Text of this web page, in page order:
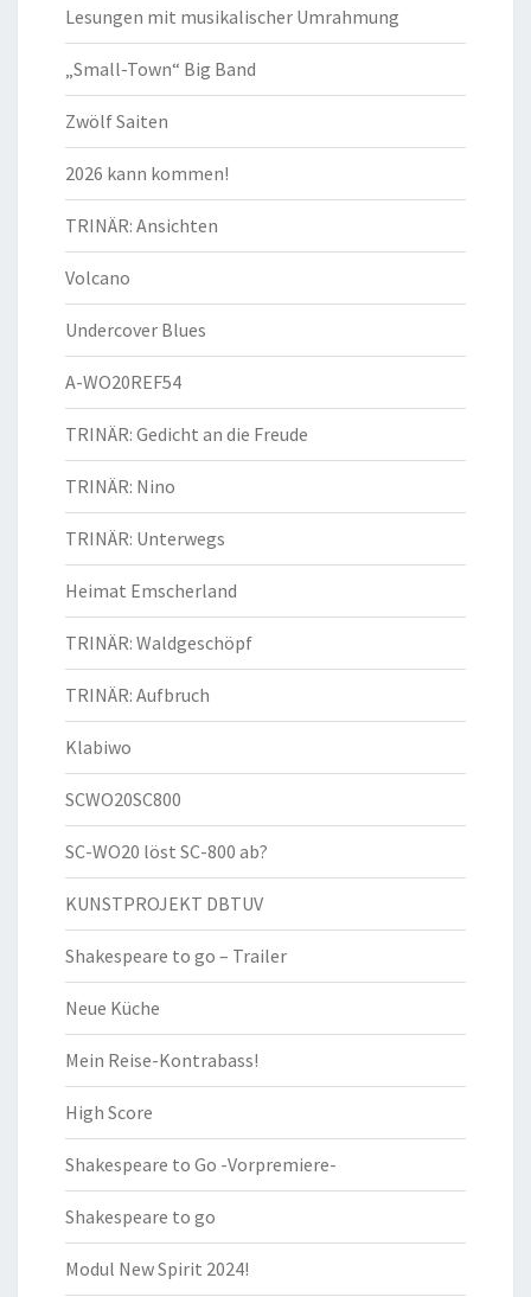
Lesungen mit musikalischer Umrahmung
„Small-Town“ Big Band
Zwölf Saiten
2026 kann kommen!
TRINÄR: Ansichten
Volcano
Undercover Blues
A-WO20REF54
TRINÄR: Gedicht an die Freude
TRINÄR: Nino
TRINÄR: Unterwegs
Heimat Emscherland
TRINÄR: Waldgeschöpf
TRINÄR: Aufbruch
Klabiwo
SCWO20SC800
SC-WO20 löst SC-800 ab?
KUNSTPROJEKT DBTUV
Shakespeare to go – Trailer
Neue Küche
Mein Reise-Kontrabass!
High Score
Shakespeare to Go -Vorpremiere-
Shakespeare to go
Modul New Spirit 2024!